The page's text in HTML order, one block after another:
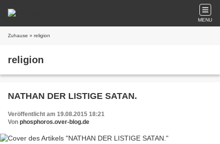
MENU
Zuhause » religion
religion
NATHAN DER LISTIGE SATAN.
Veröffentlicht am 19.08.2015 18:21
Von phosphoros.over-blog.de